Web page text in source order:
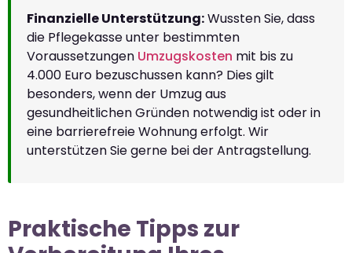
Finanzielle Unterstützung:Wussten Sie, dass
die Pflegekasse unter bestimmten
Voraussetzungen Umzugskosten mit bis zu
4.000 Euro bezuschussen kann? Dies gilt
besonders, wenn der Umzug aus
gesundheitlichen Gründen notwendig ist oder in
eine barrierefreie Wohnung erfolgt. Wir
unterstützen Sie gerne bei der Antragstellung.
Praktische Tipps zur